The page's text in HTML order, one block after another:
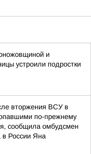
и
устроили подростки
вторжения ВСУ в
по-прежнему
сообщила омбудсмен
в России Яна